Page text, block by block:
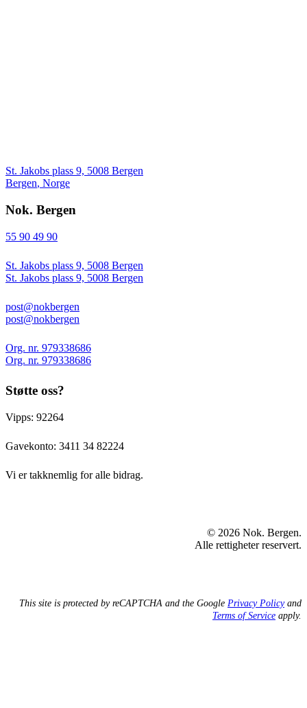
St. Jakobs plass 9, 5008 Bergen
Bergen, Norge
Nok. Bergen
55 90 49 90
St. Jakobs plass 9, 5008 Bergen
St. Jakobs plass 9, 5008 Bergen
post@nokbergen
post@nokbergen
Org. nr. 979338686
Org. nr. 979338686
Støtte oss?
Vipps: 92264
Gavekonto: 3411 34 82224
Vi er takknemlig for alle bidrag.
© 2026 Nok. Bergen.
Alle rettigheter reservert.
This site is protected by reCAPTCHA and the Google Privacy Policyand
Terms of Service apply.